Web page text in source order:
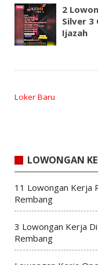
2
Silver 3
Ijazah
Loker Baru
LOWONGAN
11 Lowongan Kerja
Rembang
3 Lowongan Kerja
Rembang